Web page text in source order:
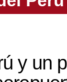
y un